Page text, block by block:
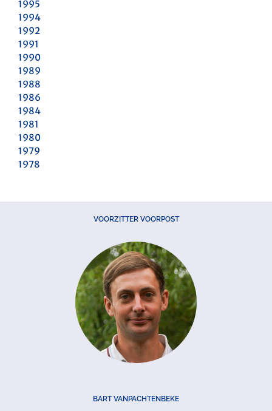
1995
1994
1992
1991
1990
1989
1988
1986
1984
1981
1980
1979
1978
VOORZITTER VOORPOST
BART VANPACHTENBEKE